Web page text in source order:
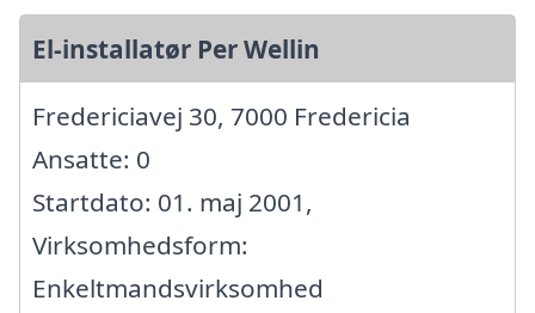
El-installatør Per Wellin
Fredericiavej 30, 7000 Fredericia
Ansatte: 0
Startdato: 01. maj 2001,
Virksomhedsform:
Enkeltmandsvirksomhed